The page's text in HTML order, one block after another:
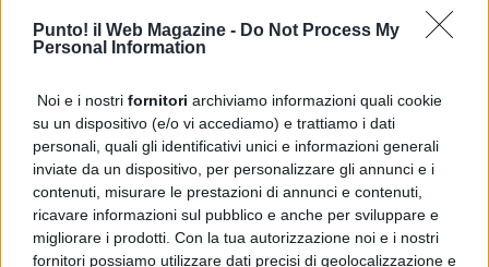
Punto! il Web Magazine - Do Not Process My
Personal Information
Noi e i nostri fornitori archiviamo informazioni quali cookie
su un dispositivo (e/o vi accediamo) e trattiamo i dati
personali, quali gli identificativi unici e informazioni generali
inviate da un dispositivo, per personalizzare gli annunci e i
contenuti, misurare le prestazioni di annunci e contenuti,
ricavare informazioni sul pubblico e anche per sviluppare e
migliorare i prodotti. Con la tua autorizzazione noi e i nostri
fornitori possiamo utilizzare dati precisi di geolocalizzazione e
Salerno
Agropoli
Angri
Castellabate
News